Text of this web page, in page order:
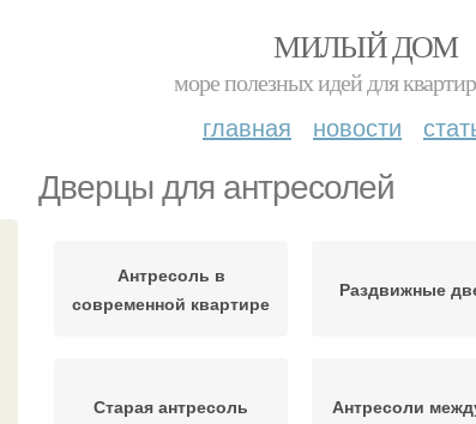
МИЛЫЙ ДОМ
море полезных идей для
главная новости
Дверцы для антресолей
Антресоль в
современной квартире
Раздвижные
Старая антресоль Антресоли